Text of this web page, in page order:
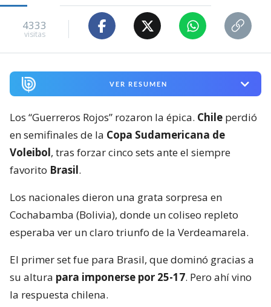
4333
visitas
VER RESUMEN
Los “Guerreros Rojos” rozaron la épica. Chile perdió
en semifinales de la Copa Sudamericana de
Voleibol, tras forzar cinco sets ante el siempre
favorito Brasil.
Los nacionales dieron una grata sorpresa en
Cochabamba (Bolivia), donde un coliseo repleto
esperaba ver un claro triunfo de la Verdeamarela.
El primer set fue para Brasil, que dominó gracias a
su altura para imponerse por 25-17. Pero ahí vino
la respuesta chilena.